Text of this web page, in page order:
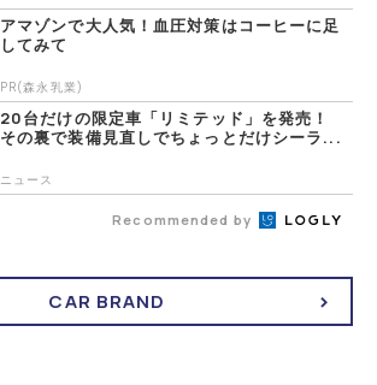
アマゾンで大人気！血圧対策はコーヒーに足
してみて
PR(森永乳業)
20台だけの限定車「リミテッド」を発売！
その裏で装備見直しでちょっとだけシーラ...
ニュース
Recommended by
CAR BRAND